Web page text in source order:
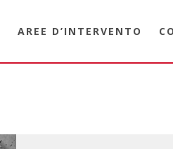
AREE D’INTERVENTO